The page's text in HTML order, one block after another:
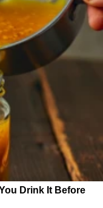
Drink It Before